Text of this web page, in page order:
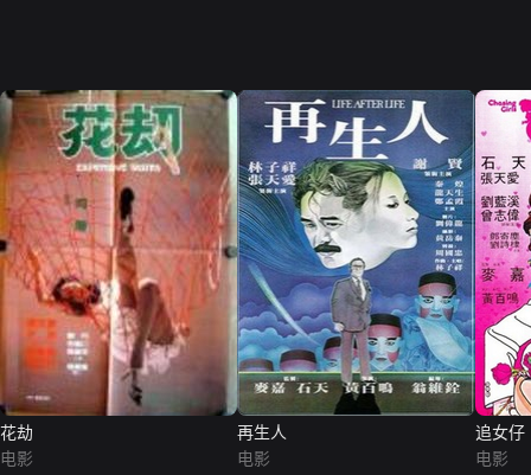
花劫
电影
再生人
电影
追女仔
电影